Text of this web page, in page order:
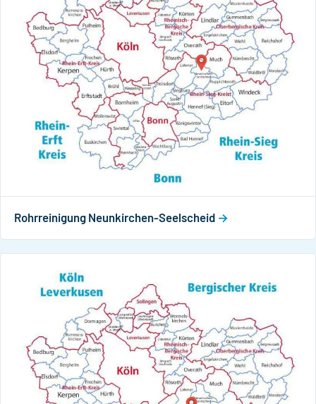
Rohrreinigung Neunkirchen-Seelscheid